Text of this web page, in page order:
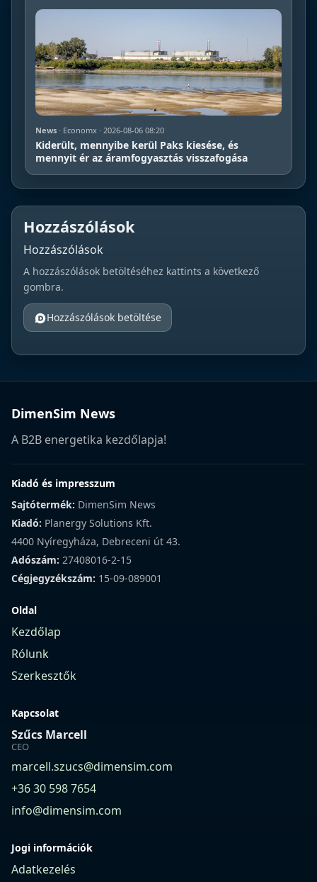
News · Economx · 2026-08-06 08:20
Kiderült, mennyibe kerül Paks kiesése, és
mennyit ér az áramfogyasztás visszafogása
Hozzászólások
Hozzászólások
A hozzászólások betöltéséhez kattints a következő
gombra.
Hozzászólások betöltése
DimenSim News
A B2B energetika kezdőlapja!
Kiadó és impresszum
Sajtótermék: DimenSim News
Kiadó: Planergy Solutions Kft.
4400 Nyíregyháza, Debreceni út 43.
Adószám: 27408016-2-15
Cégjegyzékszám: 15-09-089001
Oldal
Kezdőlap
Rólunk
Szerkesztők
Kapcsolat
Szűcs Marcell
CEO
marcell.szucs@dimensim.com
+36 30 598 7654
info@dimensim.com
Jogi információk
Adatkezelés